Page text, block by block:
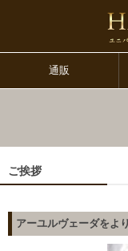
通販
ご挨拶
アーユルヴェーダをよ